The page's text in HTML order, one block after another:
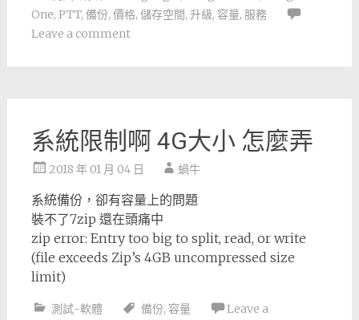
One, PTT, 備份, 價格, 儲存空間, 升級, 容量, 服務
Leave a comment
系統限制啊 4G大小 怎麼弄
2018 年 01 月 04 日 蝸牛
系統備份，卻有容量上的問題
裝不了7zip 還在頭痛中
zip error: Entry too big to split, read, or write
(file exceeds Zip’s 4GB uncompressed size
limit)
測試-軟體 備份, 容量
Leave a